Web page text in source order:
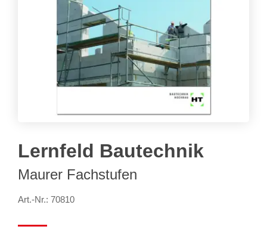
Lernfeld Bautechnik
Maurer Fachstufen
Art.-Nr.: 70810